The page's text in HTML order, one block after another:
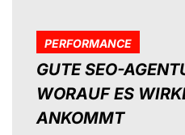
PERFORMANCE
GUTE SEO-
WORAUF ES
ANKOMMT